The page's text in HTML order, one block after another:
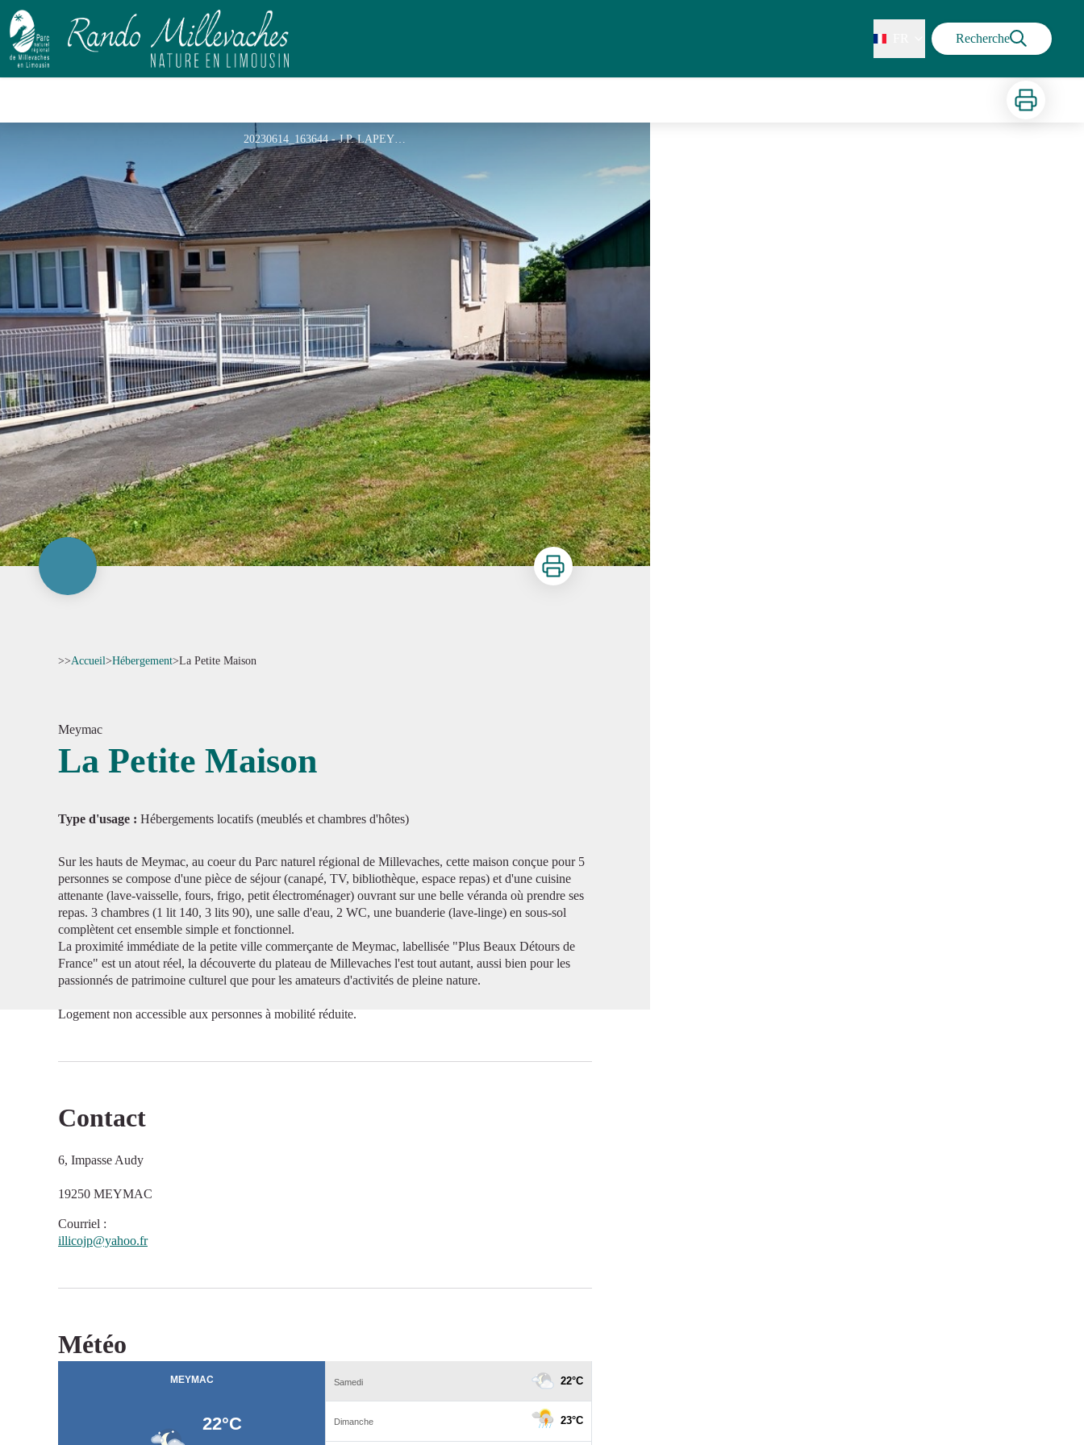
Recherche
Imprimer
20230614_163644 - J.P. LAPEYRE
Imprimer
>>Accueil>Hébergement>La Petite Maison
Meymac
La Petite Maison
Type d'usage : Hébergements locatifs (meublés et chambres d'hôtes)
Sur les hauts de Meymac, au coeur du Parc naturel régional de Millevaches, cette maison conçue pour 5
personnes se compose d'une pièce de séjour (canapé, TV, bibliothèque, espace repas) et d'une cuisine
attenante (lave-vaisselle, fours, frigo, petit électroménager) ouvrant sur une belle véranda où prendre ses
repas. 3 chambres (1 lit 140, 3 lits 90), une salle d'eau, 2 WC, une buanderie (lave-linge) en sous-sol
complètent cet ensemble simple et fonctionnel.
La proximité immédiate de la petite ville commerçante de Meymac, labellisée "Plus Beaux Détours de
France" est un atout réel, la découverte du plateau de Millevaches l'est tout autant, aussi bien pour les
passionnés de patrimoine culturel que pour les amateurs d'activités de pleine nature.
Logement non accessible aux personnes à mobilité réduite.
Contact
6, Impasse Audy
19250 MEYMAC
Courriel :
illicojp@yahoo.fr
Météo